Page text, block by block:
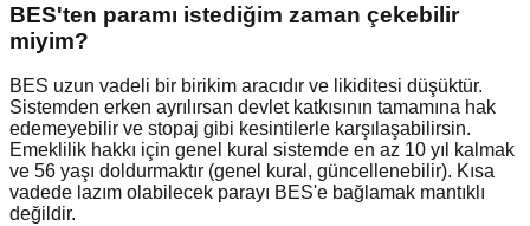
BES'ten paramı istediğim zaman çekebilir
miyim?
BES uzun vadeli bir birikim aracıdır ve likiditesi düşüktür.
Sistemden erken ayrılırsan devlet katkısının tamamına hak
edemeyebilir ve stopaj gibi kesintilerle karşılaşabilirsin.
Emeklilik hakkı için genel kural sistemde en az 10 yıl kalmak
ve 56 yaşı doldurmaktır (genel kural, güncellenebilir). Kısa
vadede lazım olabilecek parayı BES'e bağlamak mantıklı
değildir.